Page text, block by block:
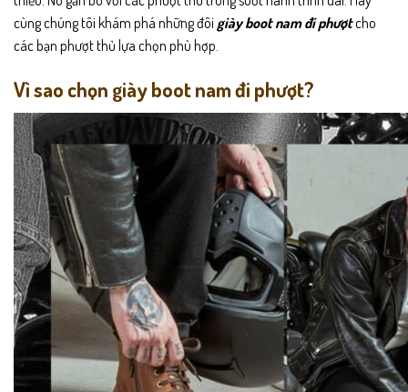
cùng chúng tôi khám phá những đôi giày boot nam đi phượtcho
các bạn phượt thủ lựa chọn phù hợp.
Vì sao chọn giày boot nam đi phượt?